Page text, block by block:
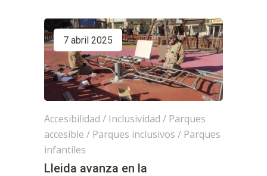
7 abril 2025
Accesibilidad / Inclusividad / Parques
accesible / Parques inclusivos / Parques
infantiles
Lleida avanza en la